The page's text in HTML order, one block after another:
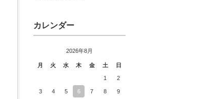
カレンダー
2026年8月
月 火 水 木 金 土 日
1 2
3 4 5 6 7 8 9